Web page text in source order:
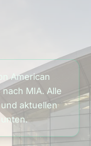
American
nach MIA. Alle
und aktuellen